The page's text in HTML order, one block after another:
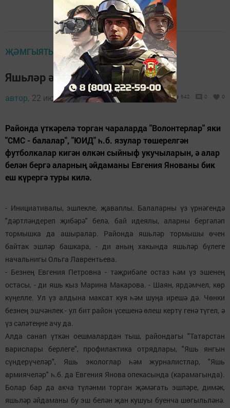
ҖӘМГЫЯТЬ
Яшьләр әйдаманы
автор, 22 июнь 2017 - 10:34 642 0 0
Районда үткәрелә торган чараларда "Волонтерлар" яки
"СМС - балалар", "ЮИД" һ.б. язулар төшерелгән
футболкалар кигән өлкән сыйныф укучыларын, ә алар
белән бергә аларның әйдаманы Евгения Янованы бик
еш күрергә туры килә.
- Инициативалы, эшлекле, җаваплы. Балаларны үз үрнәгендә
"дәртләндереп җибәрә" белә, бай идеялы, аларны бергәләп
тормышка да ашыралар. Районда яшьләр тормышы өчен
байтак эшләр башкара, - ди аның хакында яшьләр бүлеге
начальнигы Ольга Лаврентьева.
- Безнең Евгения Петровна - тәҗрибәле остаз һәм үз эшенең
остасы, - ди яшь кыз Марина Макарова. - Шаян, ярдәмчел, көр
күңелле. Ул үз алдына максат куя һәм шуңа ирешә дә. Чөнки
безнең эшчәнлек - ул бит район үсешенә өлеш кертү генә түгел, ә
үз сәләтеңне ачу да.
Алда санап үткән оешмалардан тыш, райондагы "Татарстан
варислары берлеге", профилактика отрядлары, "Яшь янгын
сүндерүчеләр", Яшь экологлар һәм журналистлар, "Яшь
армиячеләр" һ.б. да Евгения Янова опекасында (карамагында).
Болар бар да акча түләнми торган җәмәгать эшләре, димәк,
яшьләр әйдаманы бу эш белән җан кушуы буенча шөгыльләнә.